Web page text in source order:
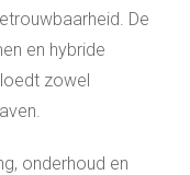
De
en hybride
zowel
onderhoud en